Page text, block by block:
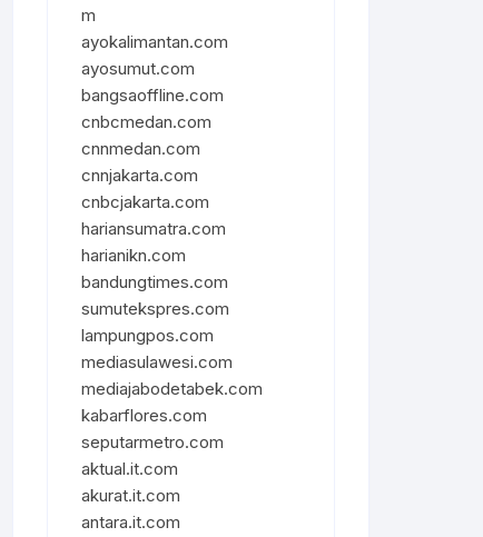
m
ayokalimantan.com
ayosumut.com
bangsaoffline.com
cnbcmedan.com
cnnmedan.com
cnnjakarta.com
cnbcjakarta.com
hariansumatra.com
harianikn.com
bandungtimes.com
sumutekspres.com
lampungpos.com
mediasulawesi.com
mediajabodetabek.com
kabarflores.com
seputarmetro.com
aktual.it.com
akurat.it.com
antara.it.com